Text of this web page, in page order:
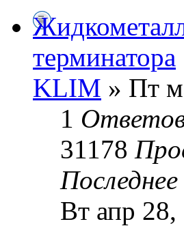
терминатора
KLIM » Пт
1
31178
Вт апр